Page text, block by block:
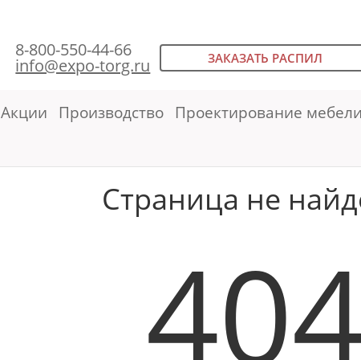
8-800-550-44-66
info@expo-torg.ru ЗАКАЗАТЬ РАСПИЛ
Акции Производство Проектирование мебели
Страница не